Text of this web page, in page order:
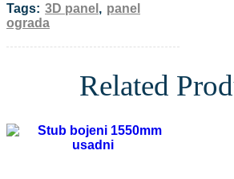
Tags: 3D panel , panel
ograda
Related